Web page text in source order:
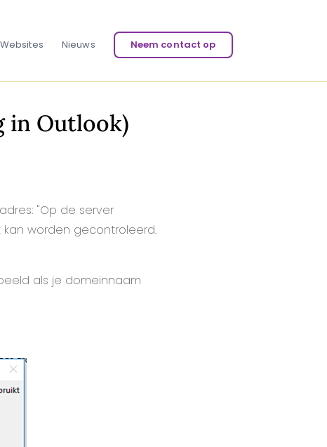
Websites Nieuws Neem contact op
in Outlook)
"Op de server
worden gecontroleerd.
als je domeinnaam